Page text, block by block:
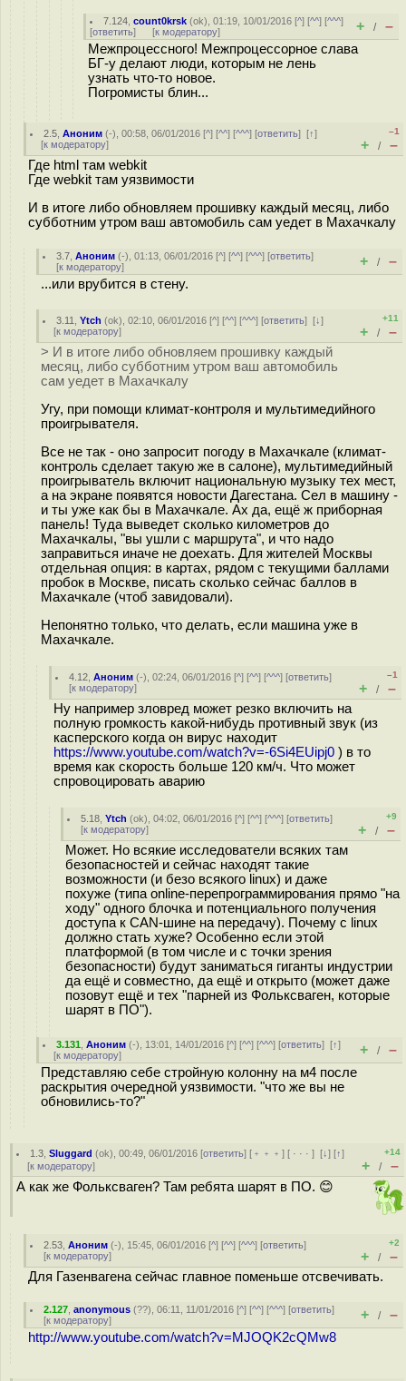
7.124 ,count0krsk (ok), 01:19, 10/01/2016 [^] [^^] [^^^]
[ответить] [к модератору] + / –
Межпроцессного! Межпроцессорное слава
БГ-у делают люди, которым не лень
узнать что-то новое.
Погромисты блин...
2.5 ,Аноним (-), 00:58, 06/01/2016 [^] [^^] [^^^] [ответить][↑]
[к модератору]
–1
+ / –
Где html там webkit
Где webkit там уязвимости
И в итоге либо обновляем прошивку каждый месяц, либо
субботним утром ваш автомобиль сам уедет в Махачкалу
3.7 ,Аноним (-), 01:13, 06/01/2016 [^] [^^] [^^^] [ответить]
[к модератору] + / –
...или врубится в стену.
3.11 ,Ytch (ok), 02:10, 06/01/2016 [^] [^^] [^^^] [ответить][↓]
[к модератору]
+11
+ / –
> И в итоге либо обновляем прошивку каждый
месяц, либо субботним утром ваш автомобиль
сам уедет в Махачкалу
Угу, при помощи климат-контроля и мультимедийного
проигрывателя.
Все не так - оно запросит погоду в Махачкале (климат-
контроль сделает такую же в салоне), мультимедийный
проигрыватель включит национальную музыку тех мест,
а на экране появятся новости Дагестана. Сел в машину -
и ты уже как бы в Махачкале. Ах да, ещё ж приборная
панель! Туда выведет сколько километров до
Махачкалы, "вы ушли с маршрута", и что надо
заправиться иначе не доехать. Для жителей Москвы
отдельная опция: в картах, рядом с текущими баллами
пробок в Москве, писать сколько сейчас баллов в
Махачкале (чтоб завидовали).
Непонятно только, что делать, если машина уже в
Махачкале.
4.12 ,Аноним (-), 02:24, 06/01/2016 [^] [^^] [^^^] [ответить]
[к модератору]
–1
+ / –
Ну например зловред может резко включить на
полную громкость какой-нибудь противный звук (из
касперского когда он вирус находит
https://www.youtube.com/watch?v=-6Si4EUipj0 ) в то
время как скорость больше 120 км/ч. Что может
спровоцировать аварию
5.18 ,Ytch (ok), 04:02, 06/01/2016 [^] [^^] [^^^] [ответить]
[к модератору]
+9
+ / –
Может. Но всякие исследователи всяких там
безопасностей и сейчас находят такие
возможности (и безо всякого linux) и даже
похуже (типа online-перепрограммирования прямо "на
ходу" одного блочка и потенциального получения
доступа к CAN-шине на передачу). Почему с linux
должно стать хуже? Особенно если этой
платформой (в том числе и с точки зрения
безопасности) будут заниматься гиганты индустрии
да ещё и совместно, да ещё и открыто (может даже
позовут ещё и тех "парней из Фольксваген, которые
шарят в ПО").
3.131 ,Аноним (-), 13:01, 14/01/2016 [^] [^^] [^^^] [ответить][↑]
[к модератору] + / –
Представляю себе стройную колонну на м4 после
раскрытия очередной уязвимости. "что же вы не
обновились-то?"
1.3 ,Sluggard (ok), 00:49, 06/01/2016 [ответить] [ ﹢﹢﹢] [ · · ·][↓] [↑]
[к модератору]
+14
+ / –
А как же Фольксваген? Там ребята шарят в ПО. 😊
2.53 ,Аноним (-), 15:45, 06/01/2016 [^] [^^] [^^^] [ответить]
[к модератору]
+2
+ / –
Для Газенвагена сейчас главное поменьше отсвечивать.
2.127 ,anonymous (??), 06:11, 11/01/2016 [^] [^^] [^^^] [ответить]
[к модератору] + / –
http://www.youtube.com/watch?v=MJOQK2cQMw8